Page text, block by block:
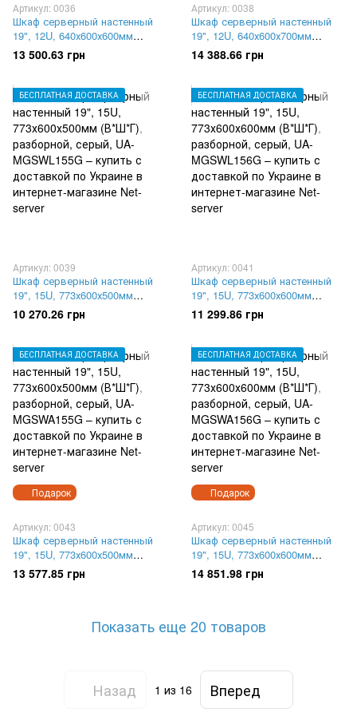
Артикул: 0036
Шкаф серверный настенный
19", 12U, 640х600х600мм
(В*Ш*Г), разборной, серый,
UA-MGSWA126G
13 500.63 грн
Артикул: 0038
Шкаф серверный настенный
19", 12U, 640х600х700мм
(В*Ш*Г), разборной, черный,
UA-MGSWA127B
14 388.66 грн
БЕСПЛАТНАЯ ДОСТАВКА
Артикул: 0039
Шкаф серверный настенный
19", 15U, 773х600х500мм
(В*Ш*Г), разборной, серый,
UA-MGSWL155G
10 270.26 грн
БЕСПЛАТНАЯ ДОСТАВКА
Артикул: 0041
Шкаф серверный настенный
19", 15U, 773х600х600мм
(В*Ш*Г), разборной, серый,
UA-MGSWL156G
11 299.86 грн
Подарок
БЕСПЛАТНАЯ ДОСТАВКА
Артикул: 0043
Шкаф серверный настенный
19", 15U, 773х600х500мм
(В*Ш*Г), разборной, серый,
UA-MGSWA155G
13 577.85 грн
Подарок
БЕСПЛАТНАЯ ДОСТАВКА
Артикул: 0045
Шкаф серверный настенный
19", 15U, 773х600х600мм
(В*Ш*Г), разборной, серый,
UA-MGSWA156G
14 851.98 грн
Показать еще 20 товаров
Назад 1 из 16 Вперед